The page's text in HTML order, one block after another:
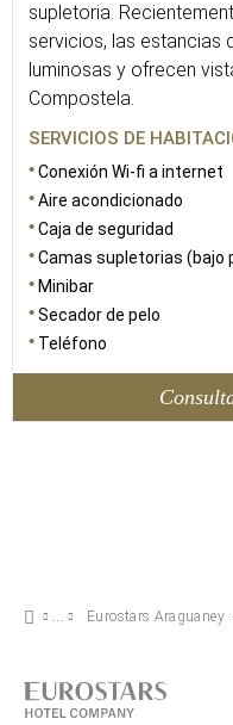
supletoria.
servicios, las estancias
luminosas y ofrecen
Compostela.
SERVICIOS DE
Conexión Wi-fi a internet
Aire acondicionado
Caja de seguridad
Camas supletorias (bajo
Minibar
Secador de pelo
Teléfono
Eurostars Araguaney